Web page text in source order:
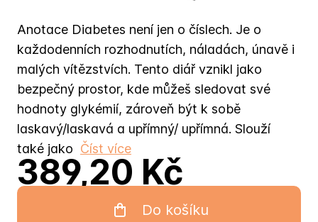
Anotace Diabetes není jen o číslech. Je o
každodenních rozhodnutích, náladách, únavě i
malých vítězstvích. Tento diář vznikl jako
bezpečný prostor, kde můžeš sledovat své
hodnoty glykémií, zároveň být k sobě
laskavý/laskavá a upřímný/ upřímná. Slouží
také jako Číst více
389,20 Kč
Do košíku